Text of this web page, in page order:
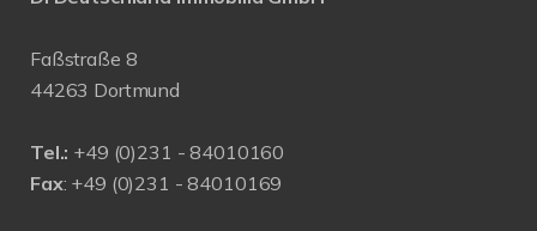
Faßstraße 8
44263 Dortmund
Tel.: +49 (0)231 - 84010160
Fax: +49 (0)231 - 84010169